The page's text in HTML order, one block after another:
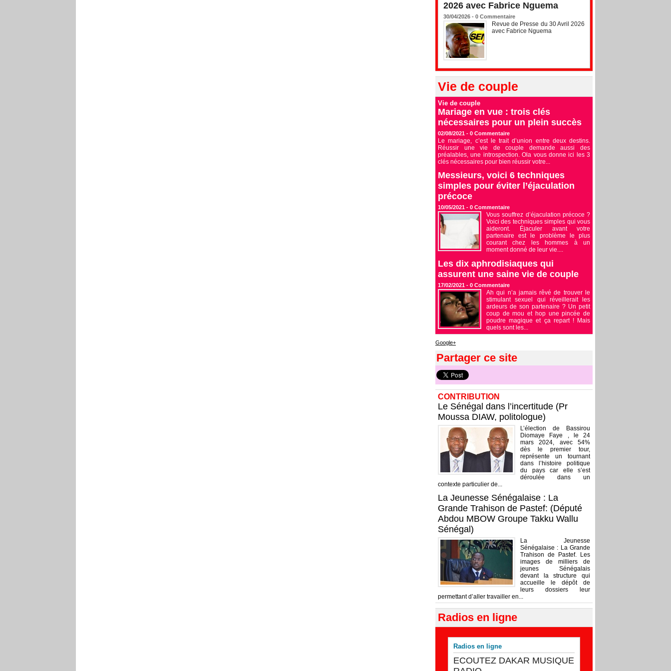
2026 avec Fabrice Nguema
30/04/2026 - 0 Commentaire
Revue de Presse du 30 Avril 2026
avec Fabrice Nguema
Vie de couple
Vie de couple
Mariage en vue : trois clés
nécessaires pour un plein succès
02/08/2021 - 0 Commentaire
Le mariage, c’est le trait d’union entre deux destins.
Réussir une vie de couple demande aussi des
préalables, une introspection. Ola vous donne ici les 3
clés nécessaires pour bien réussir votre...
Messieurs, voici 6 techniques
simples pour éviter l’éjaculation
précoce
10/05/2021 - 0 Commentaire
Vous souffrez d’éjaculation précoce ?
Voici des techniques simples qui vous
aideront. Éjaculer avant votre
partenaire est le problème le plus
courant chez les hommes à un
moment donné de leur vie....
Les dix aphrodisiaques qui
assurent une saine vie de couple
17/02/2021 - 0 Commentaire
Ah qui n’a jamais rêvé de trouver le
stimulant sexuel qui réveillerait les
ardeurs de son partenaire ? Un petit
coup de mou et hop une pincée de
poudre magique et ça repart ! Mais
quels sont les...
Google+
Partager ce site
CONTRIBUTION
Le Sénégal dans l’incertitude (Pr
Moussa DIAW, politologue)
L’élection de Bassirou
Diomaye Faye , le 24
mars 2024, avec 54%
dès le premier tour,
représente un tournant
dans l’histoire politique
du pays car elle s’est
déroulée dans un
contexte particulier de...
La Jeunesse Sénégalaise : La
Grande Trahison de Pastef: (Député
Abdou MBOW Groupe Takku Wallu
Sénégal)
La Jeunesse
Sénégalaise : La Grande
Trahison de Pastef. Les
images de milliers de
jeunes Sénégalais
devant la structure qui
accueille le dépôt de
leurs dossiers leur
permettant d’aller travailler en...
Radios en ligne
Radios en ligne
ECOUTEZ DAKAR MUSIQUE